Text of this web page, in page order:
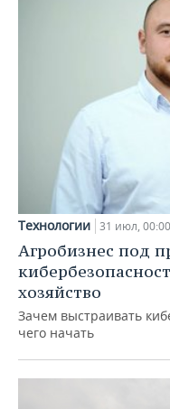
Технологии 31 июл, 00:00
Агробизнес под
хозяйство
Зачем выстраивать
чего начать